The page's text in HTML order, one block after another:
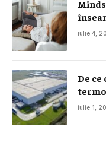
iulie 4,
De
iulie 1,